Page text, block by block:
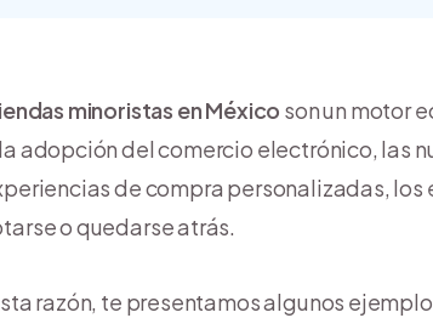
minoristas en México son un motor
adopción del comercio electrónico, las
de compra personalizadas,
o quedarse atrás.
razón, te presentamos algunos